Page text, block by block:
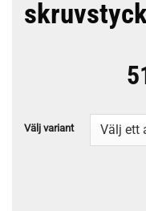
Välj variant